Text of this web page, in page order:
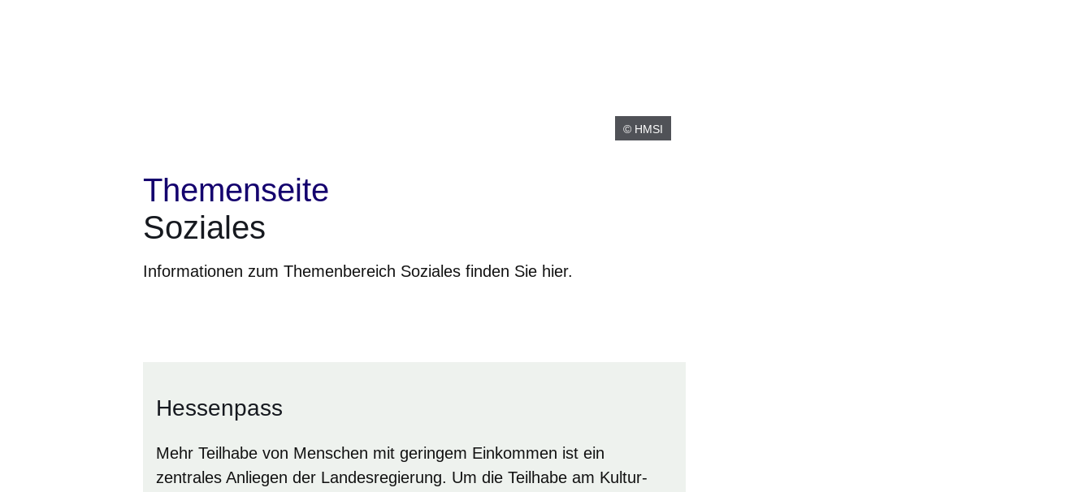
© HMSI
Themenseite
Soziales
Informationen zum Themenbereich Soziales finden Sie hier.
Hessenpass
Mehr Teilhabe von Menschen mit geringem Einkommen ist ein
zentrales Anliegen der Landesregierung. Um die Teilhabe am Kultur-